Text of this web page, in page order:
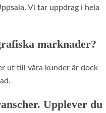
Vi tar uppdrag i hela
marknader?
ut till våra kunder är dock
Upplever du